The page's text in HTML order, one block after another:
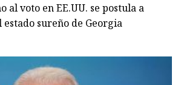
al voto en EE.UU. se postula a
sureño de Georgia